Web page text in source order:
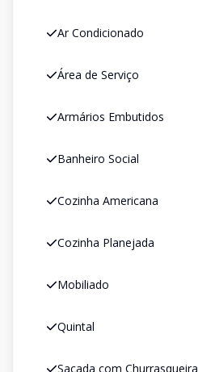
Ar Condicionado
Área de Serviço
Armários Embutidos
Banheiro Social
Cozinha Americana
Cozinha Planejada
Mobiliado
Quintal
Sacada com Churrasqueira